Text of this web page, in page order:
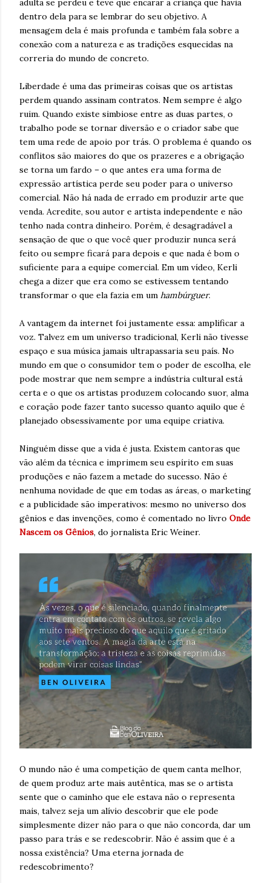
adulta se perdeu e teve que encarar a criança que havia
dentro dela para se lembrar do seu objetivo. A
mensagem dela é mais profunda e também fala sobre a
conexão com a natureza e as tradições esquecidas na
correria do mundo de concreto.
Liberdade é uma das primeiras coisas que os artistas
perdem quando assinam contratos. Nem sempre é algo
ruim. Quando existe simbiose entre as duas partes, o
trabalho pode se tornar diversão e o criador sabe que
tem uma rede de apoio por trás. O problema é quando os
conflitos são maiores do que os prazeres e a obrigação
se torna um fardo – o que antes era uma forma de
expressão artística perde seu poder para o universo
comercial. Não há nada de errado em produzir arte que
venda. Acredite, sou autor e artista independente e não
tenho nada contra dinheiro. Porém, é desagradável a
sensação de que o que você quer produzir nunca será
feito ou sempre ficará para depois e que nada é bom o
suficiente para a equipe comercial. Em um vídeo, Kerli
chega a dizer que era como se estivessem tentando
transformar o que ela fazia em um hambúrguer.
A vantagem da internet foi justamente essa: amplificar a
voz. Talvez em um universo tradicional, Kerli não tivesse
espaço e sua música jamais ultrapassaria seu país. No
mundo em que o consumidor tem o poder de escolha, ele
pode mostrar que nem sempre a indústria cultural está
certa e o que os artistas produzem colocando suor, alma
e coração pode fazer tanto sucesso quanto aquilo que é
planejado obsessivamente por uma equipe criativa.
Ninguém disse que a vida é justa. Existem cantoras que
vão além da técnica e imprimem seu espírito em suas
produções e não fazem a metade do sucesso. Não é
nenhuma novidade de que em todas as áreas, o marketing
e a publicidade são imperativos: mesmo no universo dos
gênios e das invenções, como é comentado no livro Onde
Nascem os Gênios, do jornalista Eric Weiner.
O mundo não é uma competição de quem canta melhor,
de quem produz arte mais autêntica, mas se o artista
sente que o caminho que ele estava não o representa
mais, talvez seja um alívio descobrir que ele pode
simplesmente dizer não para o que não concorda, dar um
passo para trás e se redescobrir. Não é assim que é a
nossa existência? Uma eterna jornada de
redescobrimento?